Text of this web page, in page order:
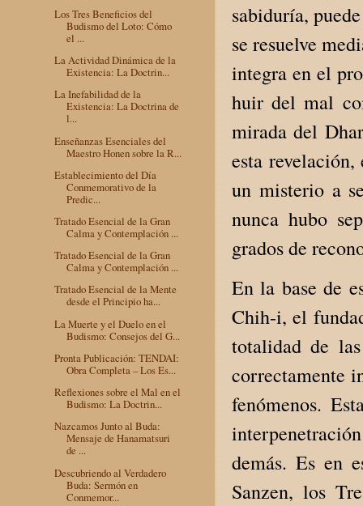
sabiduría,
se resuelve
integra en el
huir del mal
mirada del
esta
un misterio a
nunca hubo
grados de
En la base de
Chih-i, el
totalidad de
correctamente
fenómenos.
demás. Es en
Sanzen, los
Los Tres Beneficios del
Budismo del Loto: Cómo
el ...
La Actividad Dinámica de la
Existencia: La Doctrin...
La Inefabilidad de la
Existencia: La Doctrina de
l...
Enseñanzas Esenciales del
Maestro Honen sobre la R...
Establecimiento del Día
Conmemorativo de la
Predic...
Tratado Esencial de la Gran
Calma y Contemplación ...
Tratado Esencial de la Gran
Calma y Contemplación ...
Tratado Esencial de la Mente
desde el Principio ha...
La Muerte y el Duelo en el
Budismo: Consejos del G...
Pronta Publicación: TENDAI:
Obra Completa – Los Es...
Reflexiones sobre el Mal en el
Budismo: La Doctrin...
Nazcamos Junto al Buda:
Mensaje de Hanamatsuri
de ...
Descubriendo al Verdadero
Buda: Sermón en
Conmemor...